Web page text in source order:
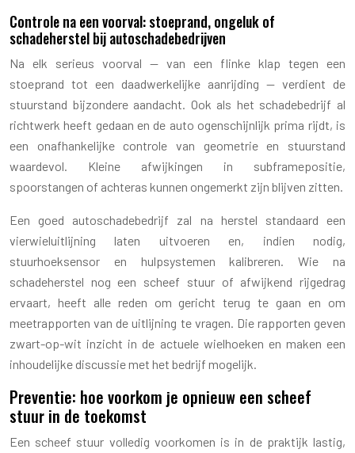
Controle na een voorval: stoeprand, ongeluk of
schadeherstel bij autoschadebedrijven
Na elk serieus voorval — van een flinke klap tegen een
stoeprand tot een daadwerkelijke aanrijding — verdient de
stuurstand bijzondere aandacht. Ook als het schadebedrijf al
richtwerk heeft gedaan en de auto ogenschijnlijk prima rijdt, is
een onafhankelijke controle van geometrie en stuurstand
waardevol. Kleine afwijkingen in subframepositie,
spoorstangen of achteras kunnen ongemerkt zijn blijven zitten.
Een goed autoschadebedrijf zal na herstel standaard een
vierwieluitlijning laten uitvoeren en, indien nodig,
stuurhoeksensor en hulpsystemen kalibreren. Wie na
schadeherstel nog een scheef stuur of afwijkend rijgedrag
ervaart, heeft alle reden om gericht terug te gaan en om
meetrapporten van de uitlijning te vragen. Die rapporten geven
zwart-op-wit inzicht in de actuele wielhoeken en maken een
inhoudelijke discussie met het bedrijf mogelijk.
Preventie: hoe voorkom je opnieuw een scheef
stuur in de toekomst
Een scheef stuur volledig voorkomen is in de praktijk lastig,